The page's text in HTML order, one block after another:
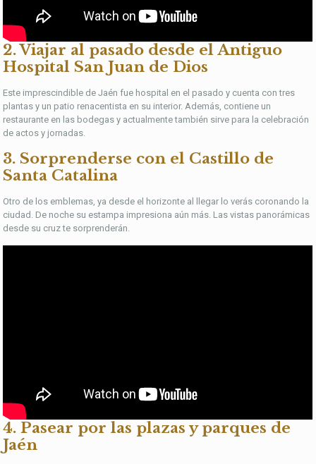
2. Viajar al pasado desde el Antiguo
Hospital San Juan de Dios
Este imprescindible de Jaén fue hospital en el pasado y cuenta con tres
plantas y un patio renacentista en su interior. Además, contiene un
restaurante en las bodegas y actualmente también sirve para la celebración
de actos y jornadas.
3. Sorprenderse con el Castillo de
Santa Catalina
Otro de los emblemas, ya desde el horizonte al llegar lo verás coronando la
ciudad. De noche su estampa impresiona aún más. Las vistas panorámicas
desde su cruz te sorprenderán.
4. Pasear por las plazas y parques de
Jaén